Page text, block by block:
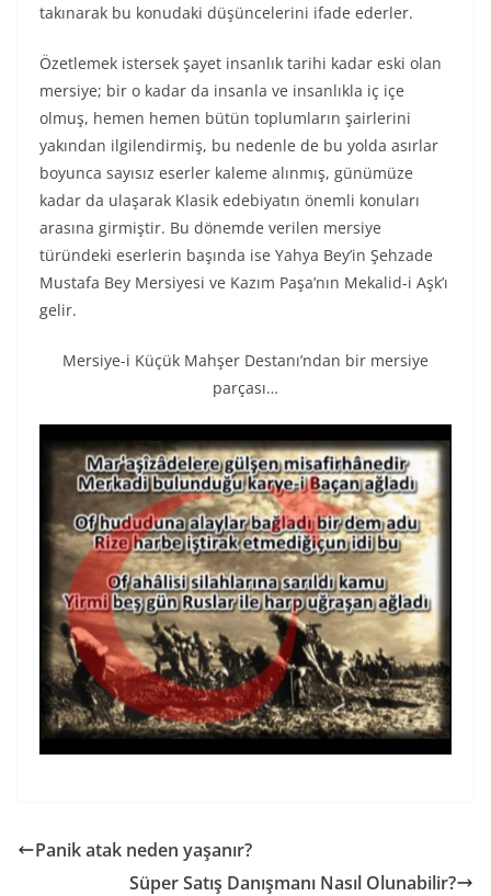
takınarak bu konudaki düşüncelerini ifade ederler.
Özetlemek istersek şayet insanlık tarihi kadar eski olan
mersiye; bir o kadar da insanla ve insanlıkla iç içe
olmuş, hemen hemen bütün toplumların şairlerini
yakından ilgilendirmiş, bu nedenle de bu yolda asırlar
boyunca sayısız eserler kaleme alınmış, günümüze
kadar da ulaşarak Klasik edebiyatın önemli konuları
arasına girmiştir. Bu dönemde verilen mersiye
türündeki eserlerin başında ise Yahya Bey’in Şehzade
Mustafa Bey Mersiyesi ve Kazım Paşa’nın Mekalid-i Aşk’ı
gelir.
Mersiye-i Küçük Mahşer Destanı’ndan bir mersiye
parçası…
Panik atak neden yaşanır?
Süper Satış Danışmanı Nasıl Olunabilir?